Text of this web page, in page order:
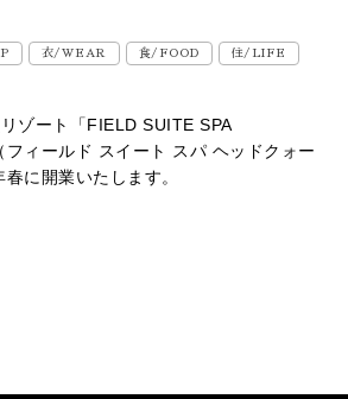
衣/WEAR 食/FOOD 住/LIFE
ゾート「FIELD SUITE SPA
フィールド スイート スパ ヘッドクォー
に開業いたします。